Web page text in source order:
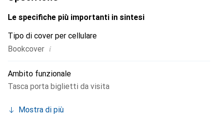
Le specifiche più importanti in sintesi
Tipo di cover per cellulare
Bookcover i
Ambito funzionale
Tasca porta biglietti da visita
Mostra di più